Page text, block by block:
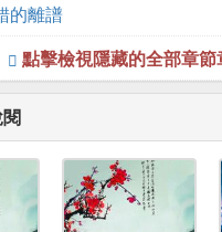
的離譜
點擊檢視隱藏的全部章節